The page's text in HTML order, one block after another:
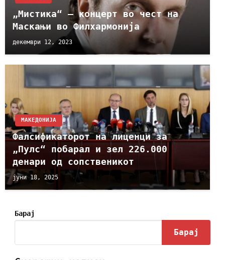
„Мистика“ – концерт во чест на
Маскањи во Филхармонија
декември 12, 2023
МАКЕДОНИЈА
Фалсификаторот на лиценци за
„Пулс“ побарал и зел 226.000
денари од сопственикот
јуни 18, 2025
Барај
Барај